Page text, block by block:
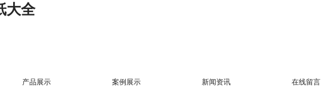
大全
产品展示 案例展示 新闻资讯 在线留言